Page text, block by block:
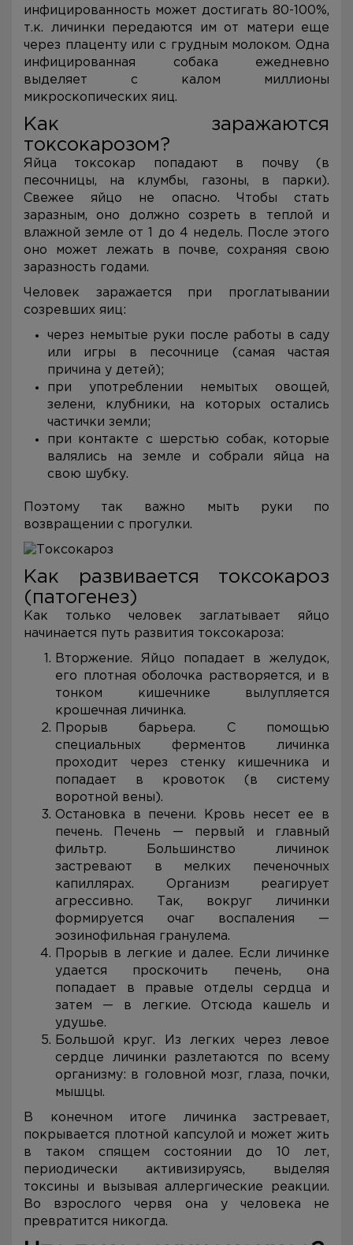
инфицированность может достигать 80-100%,
т.к. личинки передаются им от матери еще
через плаценту или с грудным молоком. Одна
инфицированная собака ежедневно
выделяет с калом миллионы
микроскопических яиц.
Как заражаются
токсокарозом?
Яйца токсокар попадают в почву (в
песочницы, на клумбы, газоны, в парки).
Свежее яйцо не опасно. Чтобы стать
заразным, оно должно созреть в теплой и
влажной земле от 1 до 4 недель. После этого
оно может лежать в почве, сохраняя свою
заразность годами.
Человек заражается при проглатывании
созревших яиц:
через немытые руки после работы в саду
или игры в песочнице (самая частая
причина у детей);
при употреблении немытых овощей,
зелени, клубники, на которых остались
частички земли;
при контакте с шерстью собак, которые
валялись на земле и собрали яйца на
свою шубку.
Поэтому так важно мыть руки по
возвращении с прогулки.
Как развивается токсокароз
(патогенез)
Как только человек заглатывает яйцо
начинается путь развития токсокароза:
Вторжение. Яйцо попадает в желудок,
его плотная оболочка растворяется, и в
тонком кишечнике вылупляется
крошечная личинка.
Прорыв барьера. С помощью
специальных ферментов личинка
проходит через стенку кишечника и
попадает в кровоток (в систему
воротной вены).
Остановка в печени. Кровь несет ее в
печень. Печень — первый и главный
фильтр. Большинство личинок
застревают в мелких печеночных
капиллярах. Организм реагирует
агрессивно. Так, вокруг личинки
формируется очаг воспаления —
эозинофильная гранулема.
Прорыв в легкие и далее. Если личинке
удается проскочить печень, она
попадает в правые отделы сердца и
затем — в легкие. Отсюда кашель и
удушье.
Большой круг. Из легких через левое
сердце личинки разлетаются по всему
организму: в головной мозг, глаза, почки,
мышцы.
В конечном итоге личинка застревает,
покрывается плотной капсулой и может жить
в таком спящем состоянии до 10 лет,
периодически активизируясь, выделяя
токсины и вызывая аллергические реакции.
Во взрослого червя она у человека не
превратится никогда.